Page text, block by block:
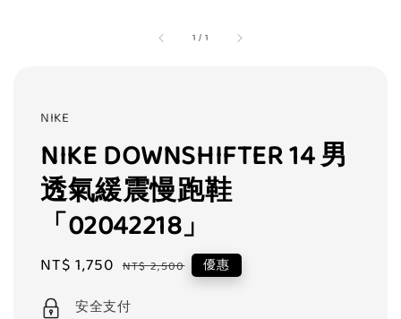
1 / 1
NIKE
NIKE DOWNSHIFTER 14 男
透氣緩震慢跑鞋
「02042218」
Sale
NT$ 1,750 Regular
NT$ 2,500 優惠
安全支付